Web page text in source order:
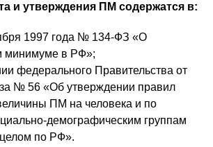
и утверждения ПМ содержатся в:
1997 года № 134-ФЗ «О
минимуме в РФ»;
федерального Правительства от
за № 56 «Об утверждении правил
ПМ на человека и по
демографическим группам
по РФ».